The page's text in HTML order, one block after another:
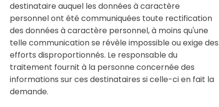
destinataire auquel les données à caractère
personnel ont été communiquées toute rectification
des données à caractère personnel, à moins qu'une
telle communication se révèle impossible ou exige des
efforts disproportionnés. Le responsable du
traitement fournit à la personne concernée des
informations sur ces destinataires si celle-ci en fait la
demande.